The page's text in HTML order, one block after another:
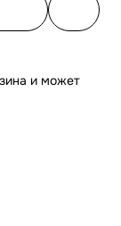
и может